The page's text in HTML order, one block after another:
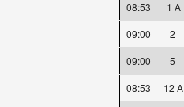
08:53 1 A
09:00
2
09:00
5
08:53
12 A